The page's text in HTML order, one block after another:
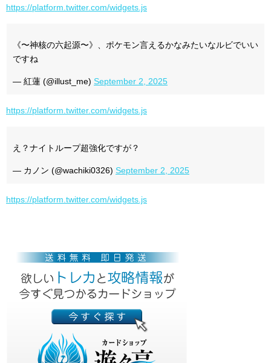
https://platform.twitter.com/widgets.js
《〜神核の六起源〜》、ポケモン言えるかなみたいなルビでいい
ですね
— 紅蓮 (@illust_me) September 2, 2025
https://platform.twitter.com/widgets.js
え？ナイトループ超強化ですが？
— カノン (@wachiki0326) September 2, 2025
https://platform.twitter.com/widgets.js